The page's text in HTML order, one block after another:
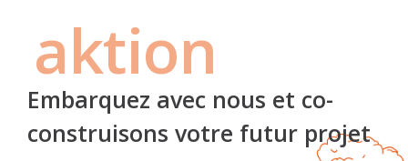
aktion
Embarquez avec nous et co-
construisons votre futur projet